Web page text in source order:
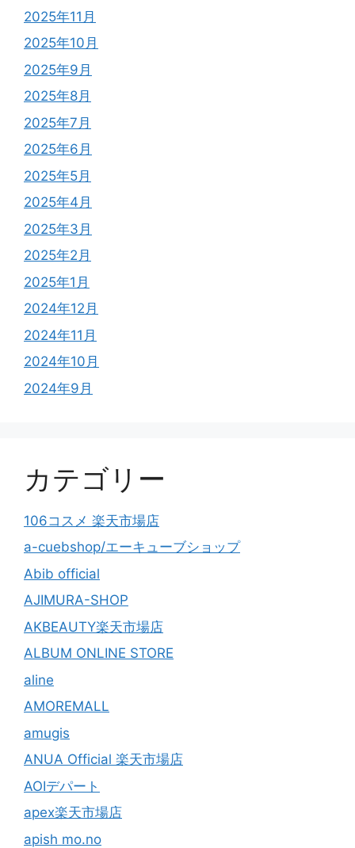
2025年11月
2025年10月
2025年9月
2025年8月
2025年7月
2025年6月
2025年5月
2025年4月
2025年3月
2025年2月
2025年1月
2024年12月
2024年11月
2024年10月
2024年9月
カテゴリー
106コスメ 楽天市場店
a-cuebshop/エーキューブショップ
Abib official
AJIMURA-SHOP
AKBEAUTY楽天市場店
ALBUM ONLINE STORE
aline
AMOREMALL
amugis
ANUA Official 楽天市場店
AOIデパート
apex楽天市場店
apish mo.no